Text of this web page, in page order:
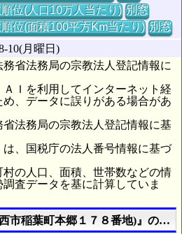
位(人口10万人当たり) 別窓
位(面積100平方Km当たり) 別窓
10(月曜日)
務省法務局の宗教法人登記情報に
ＡＩを利用してインターネット経
、データに誤りがある場合があ
省法務局の宗教法人登記情報に基
は、国税庁の法人番号情報に基づ
村の人口、面積、世帯数などの情
査データを基に計算していま
市稲葉町本郷１７８番地)』の航